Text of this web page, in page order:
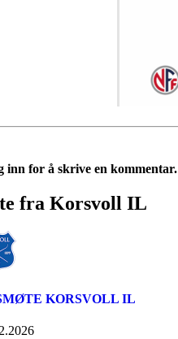
inn for å skrive en kommentar.
fra Korsvoll IL
KORSVOLL IL